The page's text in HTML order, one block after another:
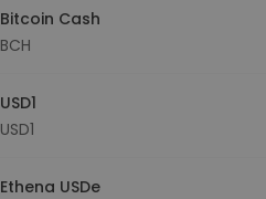
Bitcoin Cash
BCH
USD1
USD1
Ethena USDe